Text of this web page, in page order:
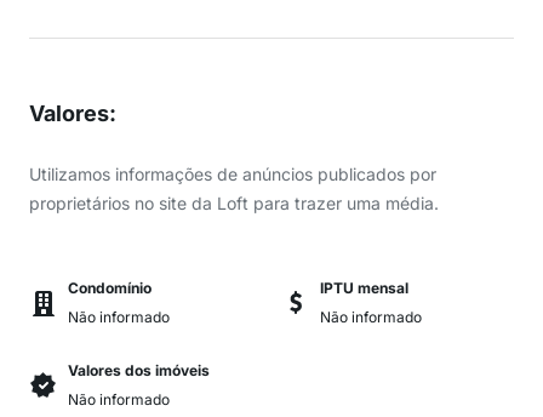
Valores:
Utilizamos informações de anúncios publicados por
proprietários no site da Loft para trazer uma média.
Condomínio
Não informado
IPTU mensal
Não informado
Valores dos imóveis
Não informado